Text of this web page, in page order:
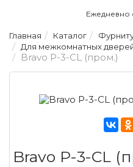
Ежедневно
Главная Каталог
Для межкомнатных
Bravo P-3-CL (пром.)
Bravo P-3-CL